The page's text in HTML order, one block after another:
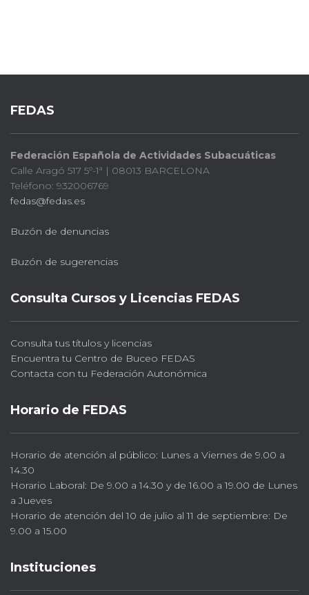
FEDAS
Federación Española de Actividades Subacuáticas
Calle Aragó 517 5º-1ª | 08013 BARCELONA
Teléfono: 932006769
fedas@fedas.es
Buzón de denuncias
Buzón de sugerencias
Consulta Cursos y Licencias FEDAS
Consulta tus títulos y licencias
Encuentra tu Centro de Buceo FEDAS
Contacta con tu Federación Autonómica
Horario de FEDAS
Horario de atención al público: Lunes a Viernes de 9.00 a
14.30
Horario Laboral: De 9.00 a 14.30 y de 16.00 a 19.00 de Lunes
a Jueves
Horario de atención del 10 de julio al 11 de septiembre: De
9.00 a 15.00
Instituciones